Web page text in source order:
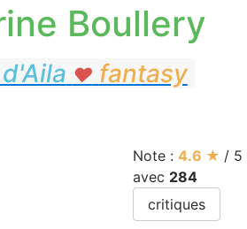
Boullery
♥ fantasy
Note : 4.6 ★ / 5
avec 284
critiques